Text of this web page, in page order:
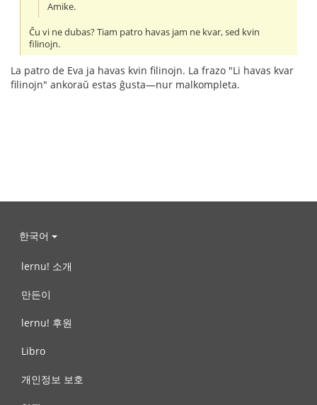
Amike.
Ĉu vi ne dubas? Tiam patro havas jam ne kvar, sed kvin
filinojn.
La patro de Eva ja havas kvin filinojn. La frazo "Li havas kvar
filinojn" ankoraŭ estas ĝusta—nur malkompleta.
한국어
lernu! 소개
만든이
lernu! 후원
Libro
개인정보 보호